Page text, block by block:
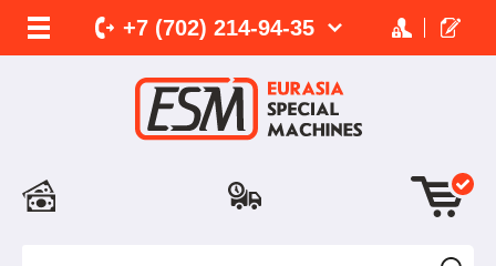
+7 (702) 214-94-35